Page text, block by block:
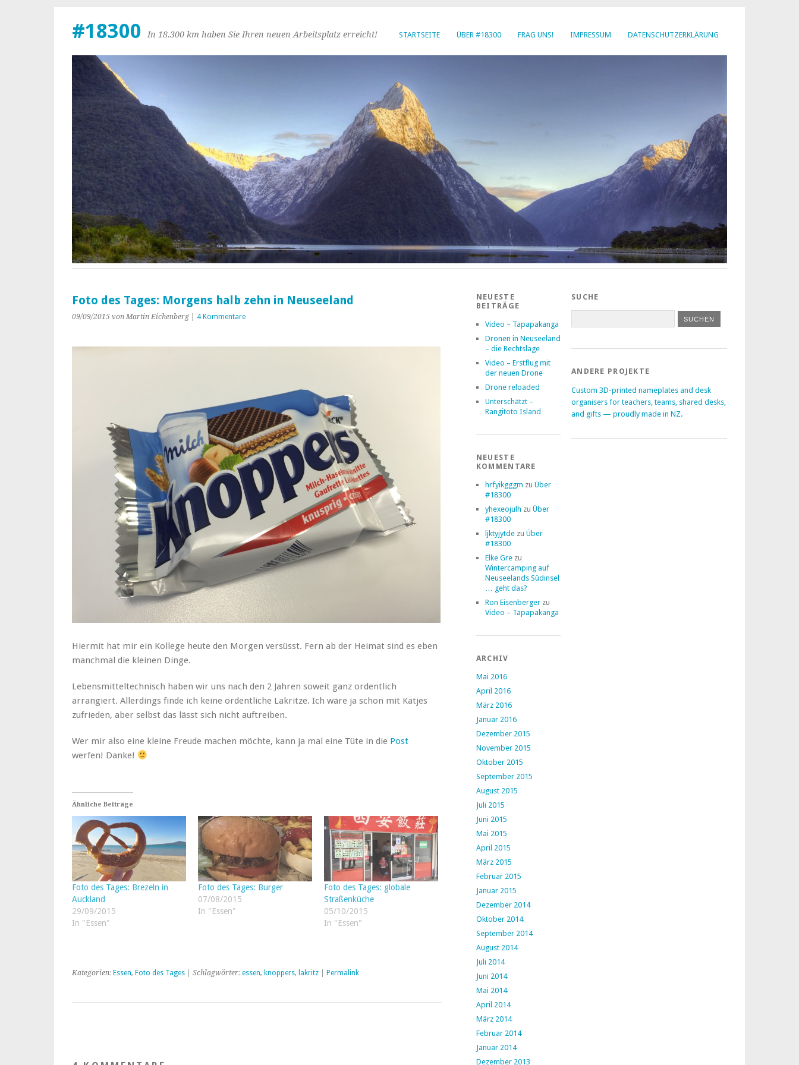
STARTSEITE ÜBER #18300 FRAG UNS! IMPRESSUM DATENSCHUTZERKLÄRUNG
#18300 In 18.300 km haben Sie Ihren neuen Arbeitsplatz erreicht!
Foto des Tages: Morgens halb zehn in Neuseeland
09/09/2015 von Martin Eichenberg 4 Kommentare
Hiermit hat mir ein Kollege heute den Morgen versüsst. Fern ab der Heimat sind es eben
manchmal die kleinen Dinge.
Lebensmitteltechnisch haben wir uns nach den 2 Jahren soweit ganz ordentlich
arrangiert. Allerdings finde ich keine ordentliche Lakritze. Ich wäre ja schon mit Katjes
zufrieden, aber selbst das lässt sich nicht auftreiben.
Wer mir also eine kleine Freude machen möchte, kann ja mal eine Tüte in die Post
werfen! Danke!
Ähnliche Beiträge
Foto des Tages: Brezeln in
Auckland
29/09/2015
In "Essen"
Foto des Tages: Burger
07/08/2015
In "Essen"
Foto des Tages: globale
Straßenküche
05/10/2015
In "Essen"
Kategorien: Essen, Foto des Tages | Schlagwörter: essen, knoppers, lakritz Permalink
NEUESTE
BEITRÄGE
Video – Tapapakanga
Dronen in Neuseeland
– die Rechtslage
Video – Erstflug mit
der neuen Drone
Drone reloaded
Unterschätzt –
Rangitoto Island
NEUESTE
KOMMENTARE
hrfyikgggm zu Über
#18300
yhexeojulh zu Über
#18300
ljktyjytdezu Über
#18300
Elke Grezu
Wintercamping auf
Neuseelands Südinsel
… geht das?
Ron Eisenbergerzu
Video – Tapapakanga
ARCHIV
Mai 2016
April 2016
März 2016
Januar 2016
Dezember 2015
November 2015
Oktober 2015
September 2015
August 2015
Juli 2015
Juni 2015
Mai 2015
April 2015
März 2015
Februar 2015
Januar 2015
Dezember 2014
Oktober 2014
September 2014
August 2014
Juli 2014
Juni 2014
Mai 2014
April 2014
März 2014
Februar 2014
Januar 2014
Dezember 2013
SUCHE
ANDERE PROJEKTE
Custom 3D-printed nameplates and desk
organisers for teachers, teams, shared desks,
and gifts — proudly made in NZ.